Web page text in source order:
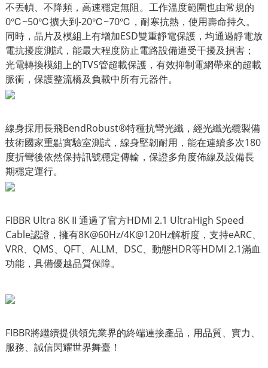
不丟幀、不降頻，高速穩定無阻。工作溫度範圍也由常規的
0℃~50℃擴大到-20℃~70℃，耐寒抗熱，使用壽命持久。
同時，晶片及模組上有增加ESD雙重靜電保護，均通過靜電放
電抗擾度測試，能最大程度防止電路設備遭受干擾及損害；
光電轉換模組上的TVS管超載保護，有效抑制電網帶來的超載
脈衝，保護整流橋及負載中所有元器件。
線身採用長飛BendRobust®特種抗彎光纖，經光纖光纜製備
技術國家重點實驗室測試，線身堅韌耐用，能在連續多次180
度折彎後依然保持訊號穩定傳輸，保證多角度佈線及設備長
期穩定運行。
FIBBR Ultra 8K II 通過了官方HDMI 2.1 UltraHigh Speed
Cable認證，擁有8K@60Hz/4K@120Hz解析度，支持eARC、
VRR、QMS、QFT、ALLM、DSC、動態HDR等HDMI 2.1滿血
功能，具備優越品質保障。
FIBBR將繼續提供領先業界的終端連接產品，用品質、實力、
服務、誠信閃耀世界舞臺！